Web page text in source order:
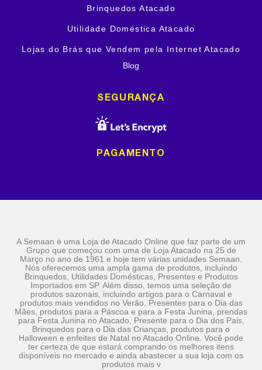
Brinquedos Atacado
Utilidade Doméstica Atacado
Lojas do Brás que Vendem pela Internet Atacado
Blog
SEGURANÇA
PAGAMENTO
A Semaan é uma Loja de Atacado Online que faz parte de um
Grupo que começou com uma de Loja Atacado na 25 de
Março no ano de 1961 e hoje tem várias unidades Semaan.
Nós oferecemos uma ampla gama de produtos, incluindo
Brinquedos, Utilidades Domésticas, Presentes e Produtos
Importados em SP. Além disso, temos uma seleção de
produtos sazonais, incluindo artigos para o Carnaval e
produtos mais vendidos no Verão, Presentes para o Dia das
Mães, produtos para a Páscoa e para a Festa Junina, prendas
para Festa Junina no Atacado, Presente para o Dia dos Pais,
Brinquedos para o Dia das Crianças, produtos para o
Halloween e enfeites de Natal no Atacado Online. Você pode
ter certeza de que estará comprando os melhores itens
disponíveis no mercado e ainda abastecer a sua loja com os
produtos mais v